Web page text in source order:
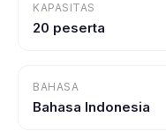
KAPASITAS
20 peserta
BAHASA
Bahasa Indonesia